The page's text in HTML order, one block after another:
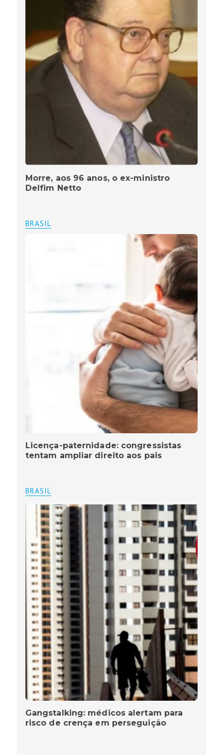
Morre, aos 96 anos, o ex-ministro
Delfim Netto
BRASIL
Licença-paternidade: congressistas
tentam ampliar direito aos pais
BRASIL
Gangstalking: médicos alertam para
risco de crença em perseguição